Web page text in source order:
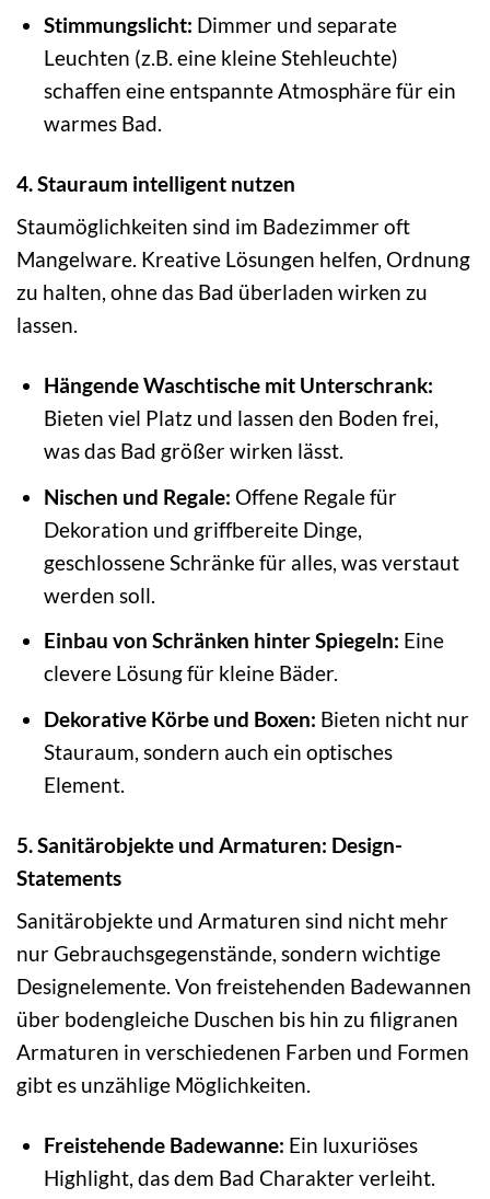
Stimmungslicht: Dimmer und separate
Leuchten (z.B. eine kleine Stehleuchte)
schaffen eine entspannte Atmosphäre für ein
warmes Bad.
4. Stauraum intelligent nutzen
Staumöglichkeiten sind im Badezimmer oft
Mangelware. Kreative Lösungen helfen, Ordnung
zu halten, ohne das Bad überladen wirken zu
lassen.
Hängende Waschtische mit Unterschrank:
Bieten viel Platz und lassen den Boden frei,
was das Bad größer wirken lässt.
Nischen und Regale: Offene Regale für
Dekoration und griffbereite Dinge,
geschlossene Schränke für alles, was verstaut
werden soll.
Einbau von Schränken hinter Spiegeln: Eine
clevere Lösung für kleine Bäder.
Dekorative Körbe und Boxen: Bieten nicht nur
Stauraum, sondern auch ein optisches
Element.
5. Sanitärobjekte und Armaturen: Design-
Statements
Sanitärobjekte und Armaturen sind nicht mehr
nur Gebrauchsgegenstände, sondern wichtige
Designelemente. Von freistehenden Badewannen
über bodengleiche Duschen bis hin zu filigranen
Armaturen in verschiedenen Farben und Formen
gibt es unzählige Möglichkeiten.
Freistehende Badewanne: Ein luxuriöses
Highlight, das dem Bad Charakter verleiht.